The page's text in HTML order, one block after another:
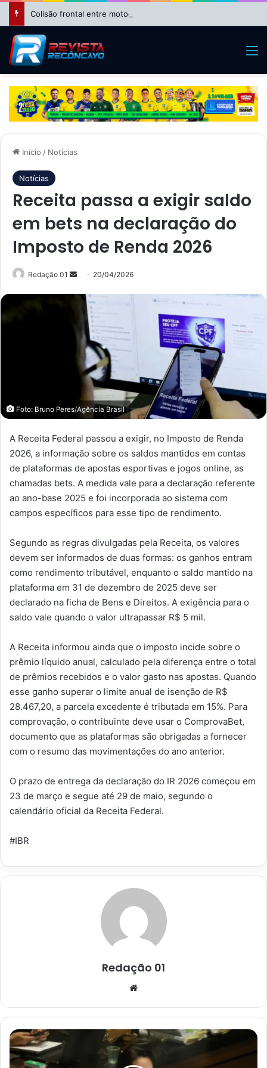
Início / Notícias
Notícias
Receita passa a exigir saldo
em bets na declaração do
Imposto de Renda 2026
Redação 01
Mande
e-
mail
20/04/2026
Foto: Bruno Peres/Agência Brasil
A Receita Federal passou a exigir, no Imposto de Renda
2026, a informação sobre os saldos mantidos em contas
de plataformas de apostas esportivas e jogos online, as
chamadas bets. A medida vale para a declaração referente
ao ano-base 2025 e foi incorporada ao sistema com
campos específicos para esse tipo de rendimento.
Segundo as regras divulgadas pela Receita, os valores
devem ser informados de duas formas: os ganhos entram
como rendimento tributável, enquanto o saldo mantido na
plataforma em 31 de dezembro de 2025 deve ser
declarado na ficha de Bens e Direitos. A exigência para o
saldo vale quando o valor ultrapassar R$ 5 mil.
A Receita informou ainda que o imposto incide sobre o
prêmio líquido anual, calculado pela diferença entre o total
de prêmios recebidos e o valor gasto nas apostas. Quando
esse ganho superar o limite anual de isenção de R$
28.467,20, a parcela excedente é tributada em 15%. Para
comprovação, o contribuinte deve usar o ComprovaBet,
documento que as plataformas são obrigadas a fornecer
com o resumo das movimentações do ano anterior.
O prazo de entrega da declaração do IR 2026 começou em
23 de março e segue até 29 de maio, segundo o
calendário oficial da Receita Federal.
#IBR
Redação 01
Caso
Henry
Borel: